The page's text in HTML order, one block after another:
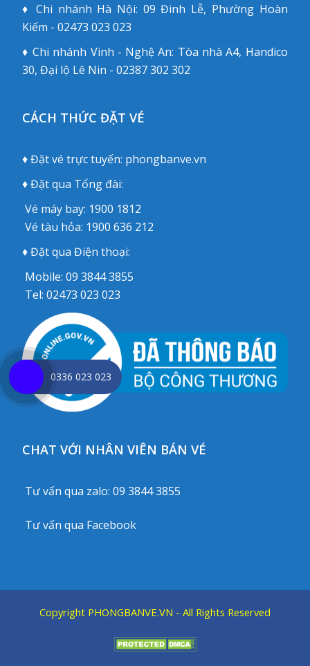
♦ Chi nhánh Hà Nội: 09 Đinh Lễ, Phường Hoàn
Kiếm - 02473 023 023
♦ Chi nhánh Vinh - Nghệ An: Tòa nhà A4, Handico
30, Đại lộ Lê Nin - 02387 302 302
CÁCH THỨC ĐẶT VÉ
♦ Đặt vé trực tuyến: phongbanve.vn
♦ Đặt qua Tổng đài:
Vé máy bay: 1900 1812
Vé tàu hỏa: 1900 636 212
♦ Đặt qua Điện thoại:
Mobile:09 3844 3855
Tel:02473 023 023
CHAT VỚI NHÂN VIÊN BÁN VÉ
Tư vấn qua zalo:09 3844 3855
Tư vấn qua Facebook
Copyright PHONGBANVE.VN - All Rights Reserved
0336 023 023